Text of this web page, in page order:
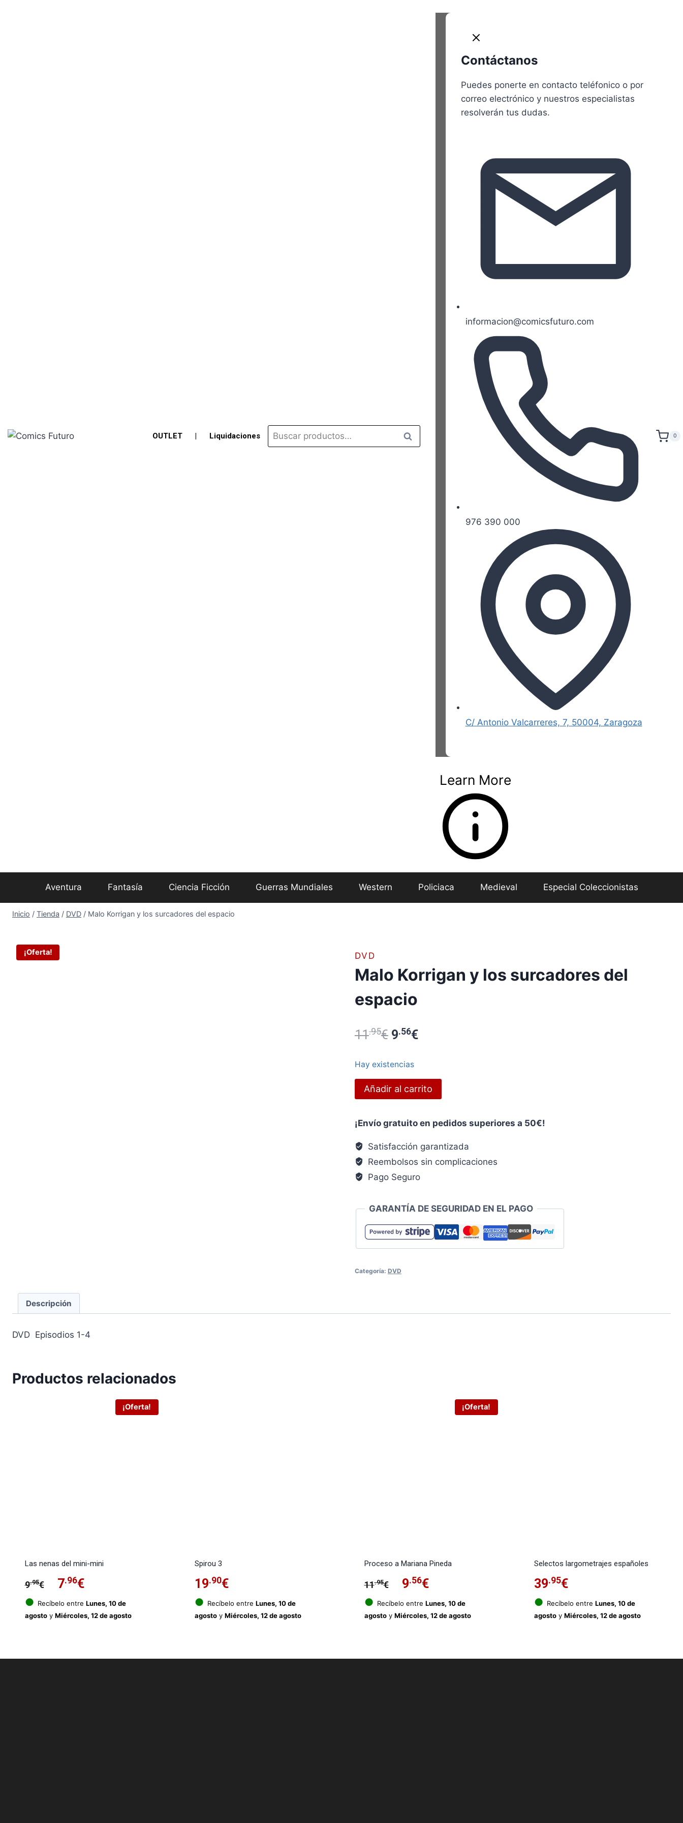
OUTLET Liquidaciones
Buscar
por:
Buscar
Contáctanos
Puedes ponerte en contacto teléfonico o por
correo electrónico y nuestros especialistas
resolverán tus dudas.
informacion@comicsfuturo.com
976 390 000
C/ Antonio Valcarreres, 7, 50004, Zaragoza
Learn More
0
Aventura Fantasía Ciencia Ficción Guerras Mundiales Western Policiaca Medieval Especial Coleccionistas
Inicio / Tienda / DVD / Malo Korrigan y los surcadores del espacio
¡Oferta! DVD
Malo Korrigan y los surcadores del
espacio
11.95€ El
era:
9.56€El
es:
Hay existencias
Malo
Korrigan
los
surcadores
del
espacio
cantidad
Añadir al carrito
¡Envío gratuito en pedidos superiores a 50€!
Satisfacción garantizada
Reembolsos sin complicaciones
Pago Seguro
GARANTÍA DE SEGURIDAD EN EL PAGO
Categoría: DVD
Descripción
DVD Episodios 1-4
Productos relacionados
¡Oferta!
Las nenas del mini-mini
9.95€
El
precio
original
9.95€.
7.96€El
precio
actual
7.96€.
● Recíbelo entre Lunes, 10 de
agostoy Miércoles, 12 de agosto
Spirou 3
19.90€
● Recíbelo entre Lunes, 10 de
agostoy Miércoles, 12 de agosto
¡Oferta!
Proceso a Mariana Pineda
11.95€
El
precio
original
11.95€.
9.56€El
precio
actual
9.56€.
● Recíbelo entre Lunes, 10 de
agostoy Miércoles, 12 de agosto
Selectos largometrajes españoles
39.95€
● Recíbelo entre Lunes, 10 de
agostoy Miércoles, 12 de agosto